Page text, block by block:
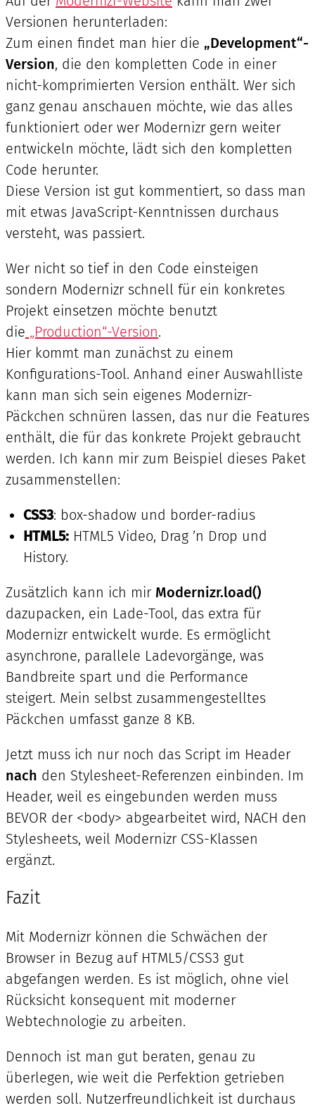
Versionen herunterladen:
Zum einen findet man hier die „Development“-
Version, die den kompletten Code in einer
nicht-komprimierten Version enthält. Wer sich
ganz genau anschauen möchte, wie das alles
funktioniert oder wer Modernizr gern weiter
entwickeln möchte, lädt sich den kompletten
Code herunter.
Diese Version ist gut kommentiert, so dass man
mit etwas JavaScript-Kenntnissen durchaus
versteht, was passiert.
Wer nicht so tief in den Code einsteigen
sondern Modernizr schnell für ein konkretes
Projekt einsetzen möchte benutzt
die „Production“-Version.
Hier kommt man zunächst zu einem
Konfigurations-Tool. Anhand einer Auswahlliste
kann man sich sein eigenes Modernizr-
Päckchen schnüren lassen, das nur die Features
enthält, die für das konkrete Projekt gebraucht
werden. Ich kann mir zum Beispiel dieses Paket
zusammenstellen:
CSS3: box-shadow und border-radius
HTML5: HTML5 Video, Drag ’n Drop und
History.
Zusätzlich kann ich mir Modernizr.load()
dazupacken, ein Lade-Tool, das extra für
Modernizr entwickelt wurde. Es ermöglicht
asynchrone, parallele Ladevorgänge, was
Bandbreite spart und die Performance
steigert. Mein selbst zusammengestelltes
Päckchen umfasst ganze 8 KB.
Jetzt muss ich nur noch das Script im Header
nach den Stylesheet-Referenzen einbinden. Im
Header, weil es eingebunden werden muss
BEVOR der <body> abgearbeitet wird, NACH den
Stylesheets, weil Modernizr CSS-Klassen
ergänzt.
Fazit
Mit Modernizr können die Schwächen der
Browser in Bezug auf HTML5/CSS3 gut
abgefangen werden. Es ist möglich, ohne viel
Rücksicht konsequent mit moderner
Webtechnologie zu arbeiten.
Dennoch ist man gut beraten, genau zu
überlegen, wie weit die Perfektion getrieben
werden soll. Nutzerfreundlichkeit ist durchaus